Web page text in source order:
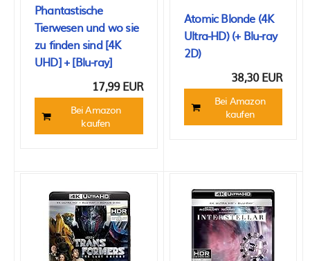
Phantastische
Tierwesen und wo sie
zu finden sind [4K
UHD] + [Blu-ray]
17,99 EUR
Bei Amazon
kaufen
Atomic Blonde (4K
Ultra-HD) (+ Blu-ray
2D)
38,30 EUR
Bei Amazon
kaufen